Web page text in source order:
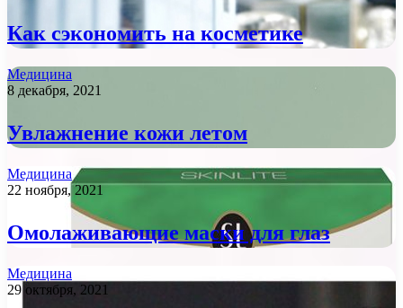
Как сэкономить на косметике
Медицина
8 декабря, 2021
Увлажнение кожи летом
Медицина
22 ноября, 2021
Омолаживающие маски для глаз
Медицина
29 октября, 2021